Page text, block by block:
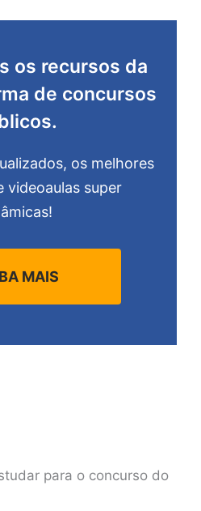
os recursos da
de concursos
os melhores
videoaulas super
MAIS
para o concurso do